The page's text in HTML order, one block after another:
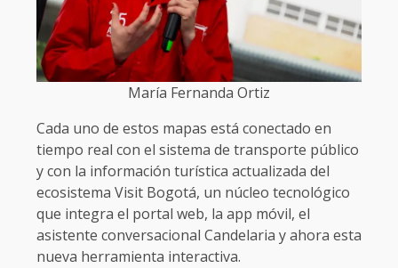
María Fernanda Ortiz
Cada uno de estos mapas está conectado en
tiempo real con el sistema de transporte público
y con la información turística actualizada del
ecosistema Visit Bogotá, un núcleo tecnológico
que integra el portal web, la app móvil, el
asistente conversacional Candelaria y ahora esta
nueva herramienta interactiva.